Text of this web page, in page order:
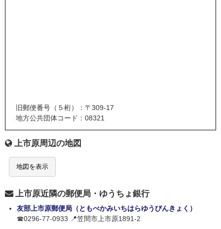
旧郵便番号（５桁）：〒309-17
地方公共団体コード：08321
上市原周辺の地図
地図を表示
上市原近隣の郵便局・ゆうちょ銀行
友部上市原郵便局（ともべかみいちはらゆうびんきょく）
☎0296-77-0933 📍笠間市上市原1891-2